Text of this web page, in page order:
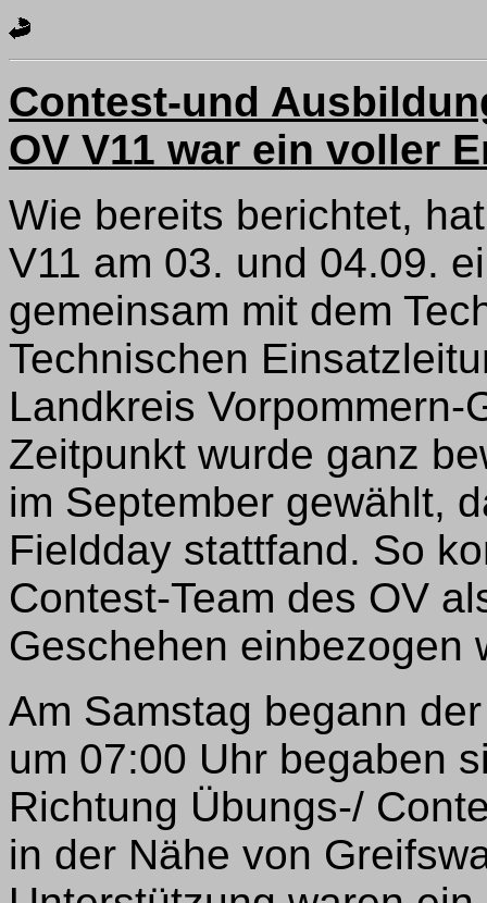
Contest-und
OV V11 war ein voller
Wie bereits berichtet,
V11 am 03. und 04.09.
gemeinsam mit dem
Technischen
Landkreis
Zeitpunkt wurde ganz
im September gewählt,
Fieldday stattfand. So
Contest-Team des OV
Geschehen einbezogen
Am Samstag begann
um 07:00 Uhr begaben
Richtung Übungs-/
in der Nähe von